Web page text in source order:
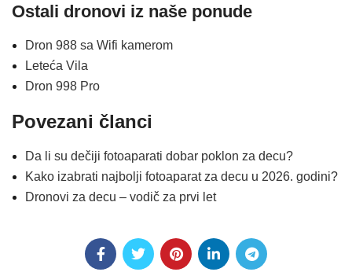
Ostali dronovi iz naše ponude
Dron 988 sa Wifi kamerom
Leteća Vila
Dron 998 Pro
Povezani članci
Da li su dečiji fotoaparati dobar poklon za decu?
Kako izabrati najbolji fotoaparat za decu u 2026. godini?
Dronovi za decu – vodič za prvi let